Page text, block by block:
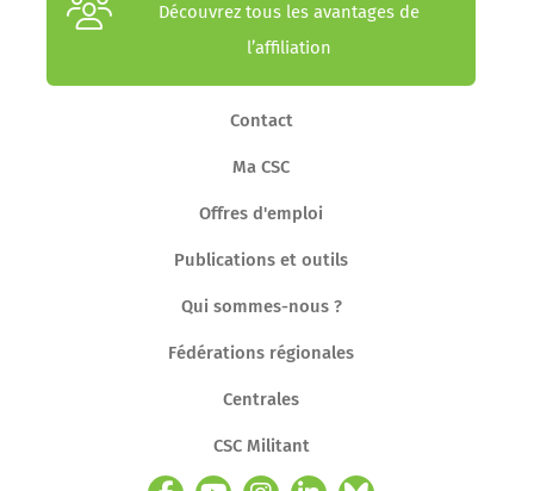
Découvrez tous les avantages de
l’affiliation
Contact
Ma CSC
Offres d'emploi
Publications et outils
Qui sommes-nous ?
Fédérations régionales
Centrales
CSC Militant